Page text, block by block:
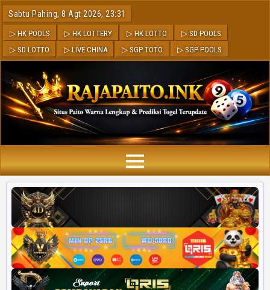
Sabtu Pahing, 8 Agt 2026, 23:31
▷ HK POOLS ▷ HK LOTTERY ▷ HK LOTTO
▷ SD POOLS
▷ SD LOTTO
▷ LIVE CHINA ▷ SGP TOTO ▷ SGP POOLS